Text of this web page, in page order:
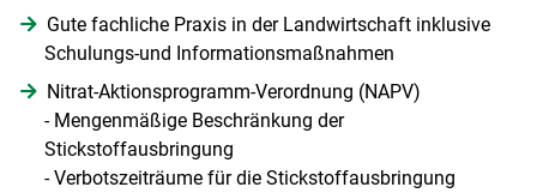
Gute fachliche Praxis in der Landwirtschaft inklusive
Schulungs-und Informationsmaßnahmen
Nitrat-Aktionsprogramm-Verordnung (NAPV)
- Mengenmäßige Beschränkung der
Stickstoffausbringung
- Verbotszeiträume für die Stickstoffausbringung